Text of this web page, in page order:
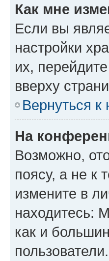
Как мне
Если вы
настройки
их,
вверху
Вернуться к
На
Возможно,
поясу, а не к
измените в
находитесь:
как и